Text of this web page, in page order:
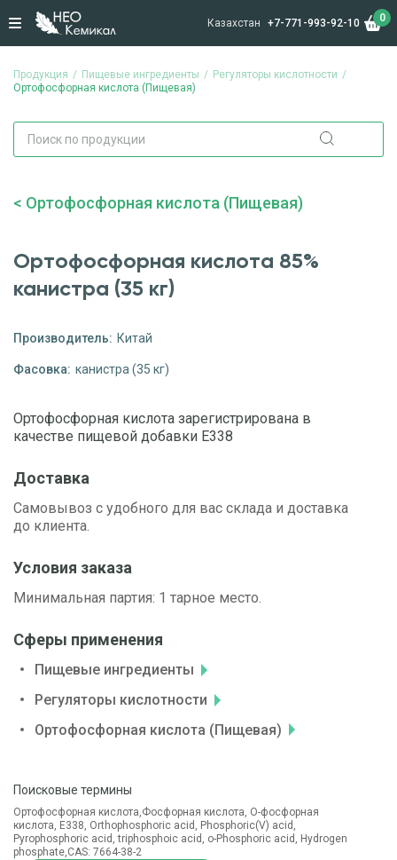
Казахстан +7-771-993-92-10 0
Продукция Пищевые ингредиенты
Регуляторы кислотности
Ортофосфорная кислота (Пищевая)
Ортофосфорная кислота (Пищевая)
Ортофосфорная кислота 85%
канистра (35 кг)
Производитель: Китай
Фасовка: канистра (35 кг)
Ортофосфорная кислота зарегистрирована в
качестве пищевой добавки E338
Доставка
Самовывоз с удобного для вас склада и доставка
до клиента.
Условия заказа
Минимальная партия: 1 тарное место.
Сферы применения
Пищевые ингредиенты
Регуляторы кислотности
Ортофосфорная кислота (Пищевая)
Поисковые термины
Ортофосфорная кислота,Фосфорная кислота, О-фосфорная
кислота, E338, Orthophosphoric acid, Phosphoric(V) acid,
Pyrophosphoric acid, triphosphoic acid, o-Phosphoric acid, Hydrogen
phosphate,CAS: 7664-38-2